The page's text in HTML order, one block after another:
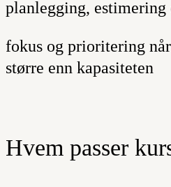
planlegging,
fokus og prioritering
større enn kapasiteten
Hvem passer